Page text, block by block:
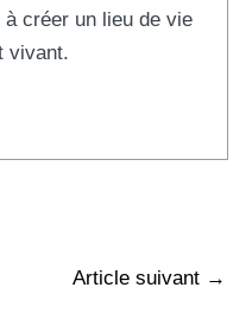
créer un lieu de vie
vivant.
Article suivant →